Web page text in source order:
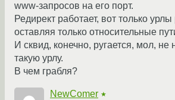
www-запросов на его порт.
Редирект работает, вот только урлы
оставляя только относительные
И сквид, конечно, ругается, мол, не
такую урлу.
В чем грабля?
NewComer ★